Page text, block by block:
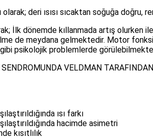
deri ısısı sıcaktan soğuğa
İlk dönemde kıllanmada artış olurken
de meydana gelmektedir. Motor
psikolojik problemlerde
SENDROMUNDA VELDMAN
ısı farkı
hacimde asimetri
kısıtlılık